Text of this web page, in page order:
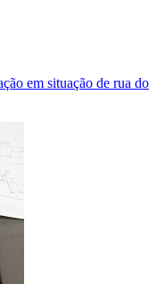
em situação de rua do